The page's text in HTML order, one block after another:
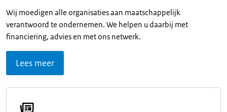
Wij moedigen alle organisaties aan maatschappelijk
verantwoord te ondernemen. We helpen u daarbij met
financiering, advies en met ons netwerk.
Lees meer